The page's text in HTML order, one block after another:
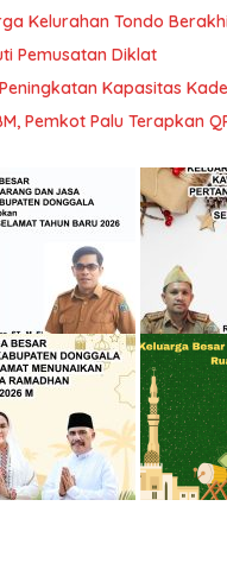
Kelurahan Tondo
Pemusatan Diklat
Kapasitas
Pemkot Palu Terapkan